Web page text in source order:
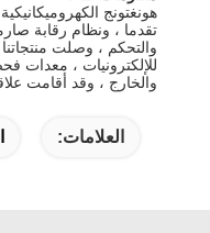
هونغتونج الكهروميكانيكية
تقدما ، ونظام رقابة
والتحكم ، وصلت
للإلكترونيات ، معدات
والخارج ، وقد أقامت
العلامات: